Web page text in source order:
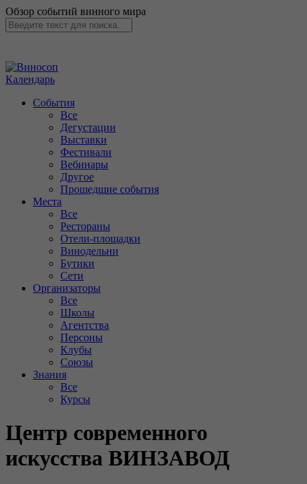
Обзор событий винного мира
Календарь
События
Все
Дегустации
Выставки
Фестивали
Вебинары
Другое
Прошедшие события
Места
Все
Рестораны
Отели-площадки
Винодельни
Бутики
Сети
Организаторы
Все
Школы
Агентства
Персоны
Клубы
Союзы
Знания
Все
Курсы
Центр современного
искусства ВИНЗАВОД